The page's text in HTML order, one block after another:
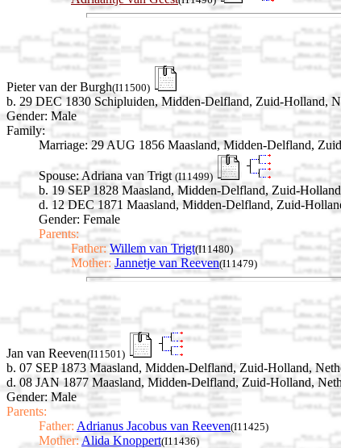
Pieter van der Burgh(I11500)
b. 29 DEC 1830 Schipluiden, Midden-Delfland, Zuid-Holland,
Gender: Male
Family:
Marriage: 29 AUG 1856 Maasland, Midden-Delfland,
Spouse:Adriana van Trigt (I11499)
b. 19 SEP 1828 Maasland, Midden-Delfland, Zuid-
d. 12 DEC 1871 Maasland, Midden-Delfland, Zuid-
Gender: Female
Parents:
Father: Willem van Trigt(I11480)
Mother: Jannetje van Reeven(I11479)
Jan van Reeven(I11501)
b. 07 SEP 1873 Maasland, Midden-Delfland, Zuid-Holland,
d. 08 JAN 1877 Maasland, Midden-Delfland, Zuid-Holland,
Gender: Male
Parents:
Father: Adrianus Jacobus van Reeven(I11425)
Mother: Alida Knoppert(I11436)